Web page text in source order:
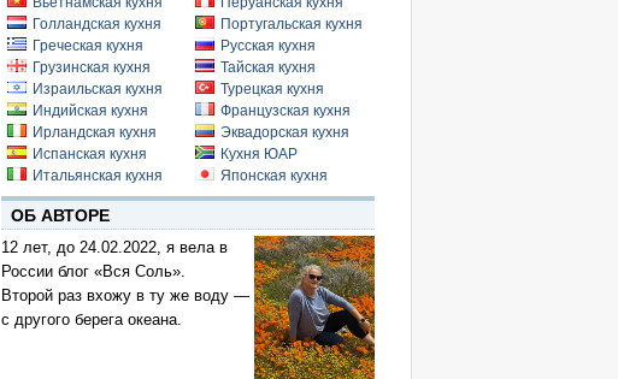
Голландская кухня
Греческая кухня
Грузинская кухня
Израильская кухня
Индийская кухня
Ирландская кухня
Испанская кухня
Итальянская кухня
Португальская кухня
Русская кухня
Тайская кухня
Турецкая кухня
Французская кухня
Эквадорская кухня
Кухня ЮАР
Японская кухня
ОБ АВТОРЕ
12 лет, до 24.02.2022, я вела в
России блог «Вся Соль».
Второй раз вхожу в ту же воду —
с другого берега океана.